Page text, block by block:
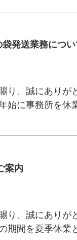
の在庫状況をご
ビスの提供に努
社
4月29日（水）
協会
（木）のご注文
る場合がござい
協力をお願いい
スケジュールの
しくお願いいた
～ 14:00頃
刻が前後する場
以下のサービス
（木）のご注文
る場合がござい
協力をお願いい
発送業務につい
り、誠にありが
始に事務所を休
したお問い合わ
をもってお早め
案内
り、誠にありが
期間を夏季休業